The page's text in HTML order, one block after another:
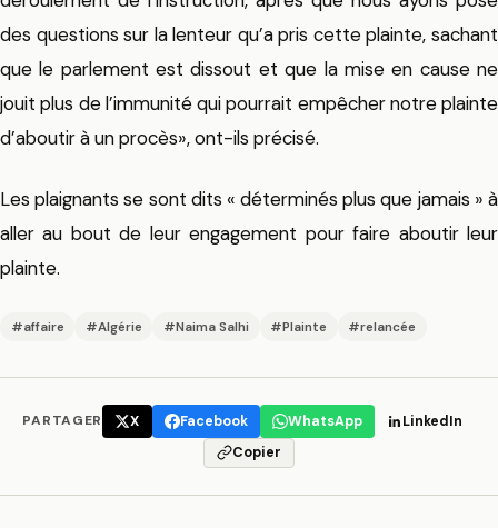
des questions sur la lenteur qu’a pris cette plainte, sachant
que le parlement est dissout et que la mise en cause ne
jouit plus de l’immunité qui pourrait empêcher notre plainte
d’aboutir à unprocès», ont-ils précisé.
Les plaignants se sont dits « déterminés plus que jamais » à
aller au bout de leur engagement pour faire aboutir leur
plainte.
#affaire #Algérie #Naima Salhi #Plainte #relancée
PARTAGER X Facebook WhatsApp
LinkedIn
Copier